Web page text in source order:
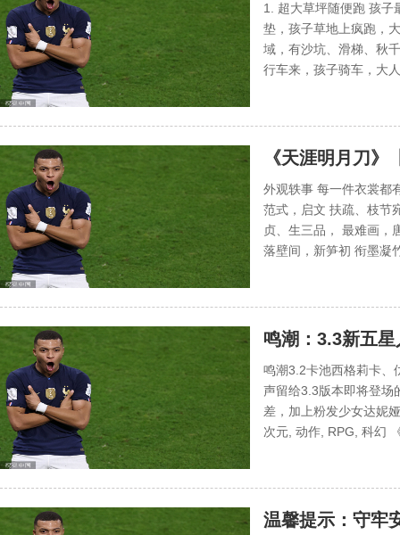
1. 超大草坪随便跑 孩子
垫，孩子草地上疯跑，
域，有沙坑、滑梯、秋
行车来，孩子骑车，大
《天涯明月刀
外观轶事 每一件衣裳都
范式，启文 扶疏、枝节
贞、生三品， 最难画，
落壁间，新笋初 衔墨凝
鸣潮：3.3新五
确定音感仪！
鸣潮3.2卡池西格莉卡、
声留给3.3版本即将登场
差，加上粉发少女达妮
次元, 动作, RPG, 科幻
温馨提示：守牢